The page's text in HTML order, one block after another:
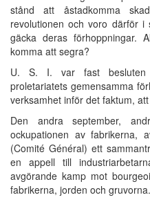
stånd att åstadkomma
revolutionen och voro därför i
gäcka deras förhoppningar.
komma att segra?
U. S. I. var fast besluten
proletariatets gemensamma
verksamhet inför det faktum,
Den andra september,
ockupationen av fabrikerna,
(Comité Général) ett
en appell till
avgörande kamp mot
fabrikerna, jorden och gruvorna.